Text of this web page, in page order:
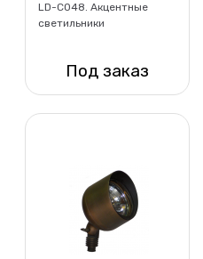
LD-C048. Акцентные
светильники
Под заказ
Нет в наличии